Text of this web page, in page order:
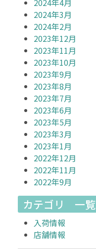
2024年3月
2024年2月
2023年12月
2023年11月
2023年10月
2023年9月
2023年8月
2023年7月
2023年6月
2023年5月
2023年3月
2023年1月
2022年12月
2022年11月
2022年9月
カテゴリ 一覧
入荷情報
店舗情報